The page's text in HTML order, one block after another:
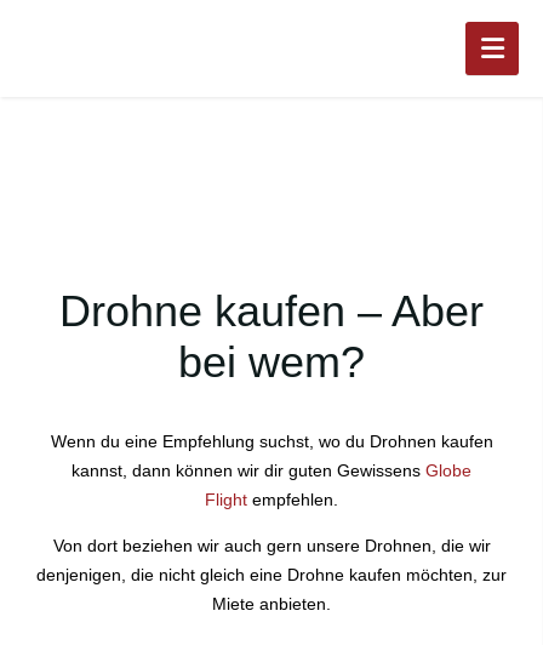
Drohne kaufen – Aber
bei wem?
Wenn du eine Empfehlung suchst, wo du Drohnen kaufen
kannst, dann können wir dir guten Gewissens Globe
Flight empfehlen.
Von dort beziehen wir auch gern unsere Drohnen, die wir
denjenigen, die nicht gleich eine Drohne kaufen möchten, zur
Miete anbieten.